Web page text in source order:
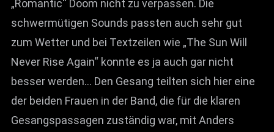
„Romantic“ Doom nicht zu verpassen. Die
schwermütigen Sounds passten auch sehr gut
zum Wetter und bei Textzeilen wie „The Sun Will
Never Rise Again“ konnte es ja auch gar nicht
besser werden… Den Gesang teilten sich hier eine
der beiden Frauen in der Band, die für die klaren
Gesangspassagen zuständig war, mit Anders